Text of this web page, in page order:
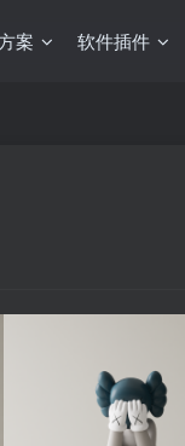
案 软件插件